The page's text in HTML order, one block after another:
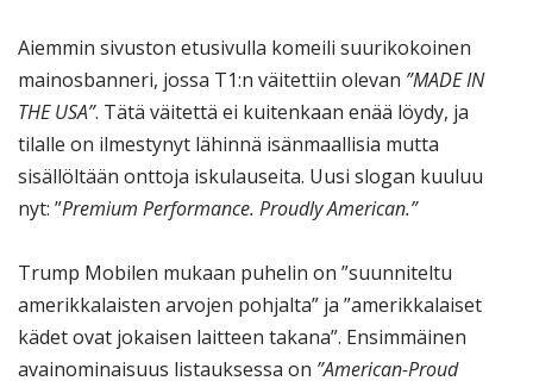
Aiemmin sivuston etusivulla komeili suurikokoinen
mainosbanneri, jossa T1:n väitettiin olevan ”MADE IN
THE USA”. Tätä väitettä ei kuitenkaan enää löydy, ja
tilalle on ilmestynyt lähinnä isänmaallisia mutta
sisällöltään onttoja iskulauseita. Uusi slogan kuuluu
nyt: ”Premium Performance. Proudly American.”
Trump Mobilen mukaan puhelin on ”suunniteltu
amerikkalaisten arvojen pohjalta” ja ”amerikkalaiset
kädet ovat jokaisen laitteen takana”. Ensimmäinen
avainominaisuus listauksessa on ”American-Proud